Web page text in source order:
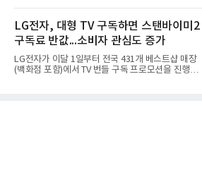
은 4884억
는 2035년까지 총 15GW(기가와트) 규모의 AI DC를
구축하겠다는 대형 청사진을 제시하면서다. 이에 따
라 경쟁 구도 역시 이동통신사인 KT, LG유플러스를
넘어 네이버, 삼성SDS 등 IT 인프라 기업으로 확장되
고 있다.7일 SK텔레콤에 따르면 회사는 올해 2분기
연결 기준 매출 4조 3591억원, 영업이익 5660억원을
기록했다. 매출은 전년 동기 대비 0.5%, 영업이익은
LG전자, 대형 TV 구독하면 스탠바이미2
구독료 반값...소비자 관심도 증가
LG전자가 이달 1일부터 전국 431개 베스트샵 매장
(백화점 포함)에서 TV 번들 구독 프로모션을 진행하고